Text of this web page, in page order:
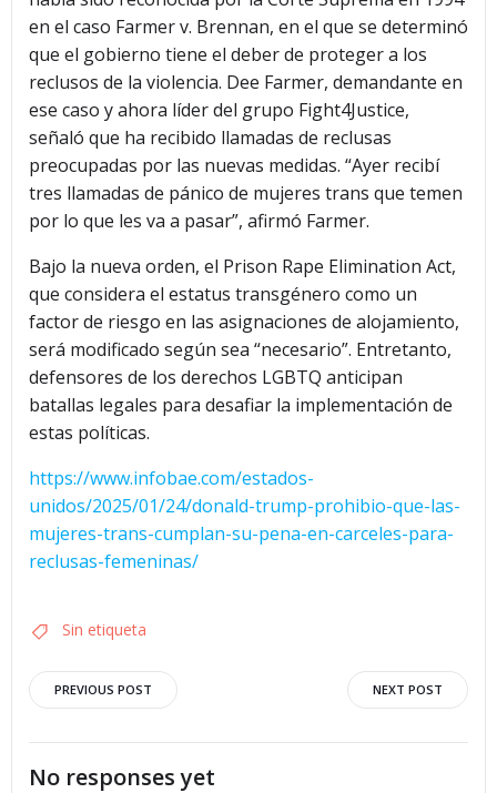
en el caso Farmer v. Brennan, en el que se determinó
que el gobierno tiene el deber de proteger a los
reclusos de la violencia. Dee Farmer, demandante en
ese caso y ahora líder del grupo Fight4Justice,
señaló que ha recibido llamadas de reclusas
preocupadas por las nuevas medidas. “Ayer recibí
tres llamadas de pánico de mujeres trans que temen
por lo que les va a pasar”, afirmó Farmer.
Bajo la nueva orden, el Prison Rape Elimination Act,
que considera el estatus transgénero como un
factor de riesgo en las asignaciones de alojamiento,
será modificado según sea “necesario”. Entretanto,
defensores de los derechos LGBTQ anticipan
batallas legales para desafiar la implementación de
estas políticas.
https://www.infobae.com/estados-
unidos/2025/01/24/donald-trump-prohibio-que-las-
mujeres-trans-cumplan-su-pena-en-carceles-para-
reclusas-femeninas/
Sin etiqueta
Navegación
por
PREVIOUS POST
Navegación
por
NEXT POST
No responses yet